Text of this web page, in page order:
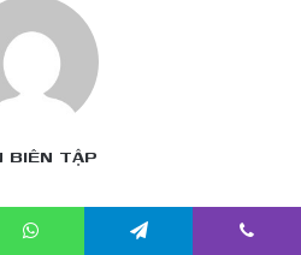
BIÊN TẬP